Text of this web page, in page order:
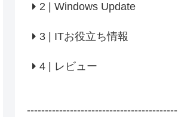
2 | Windows Update
3 | ITお役立ち情報
4 | レビュー
------------------------------------------